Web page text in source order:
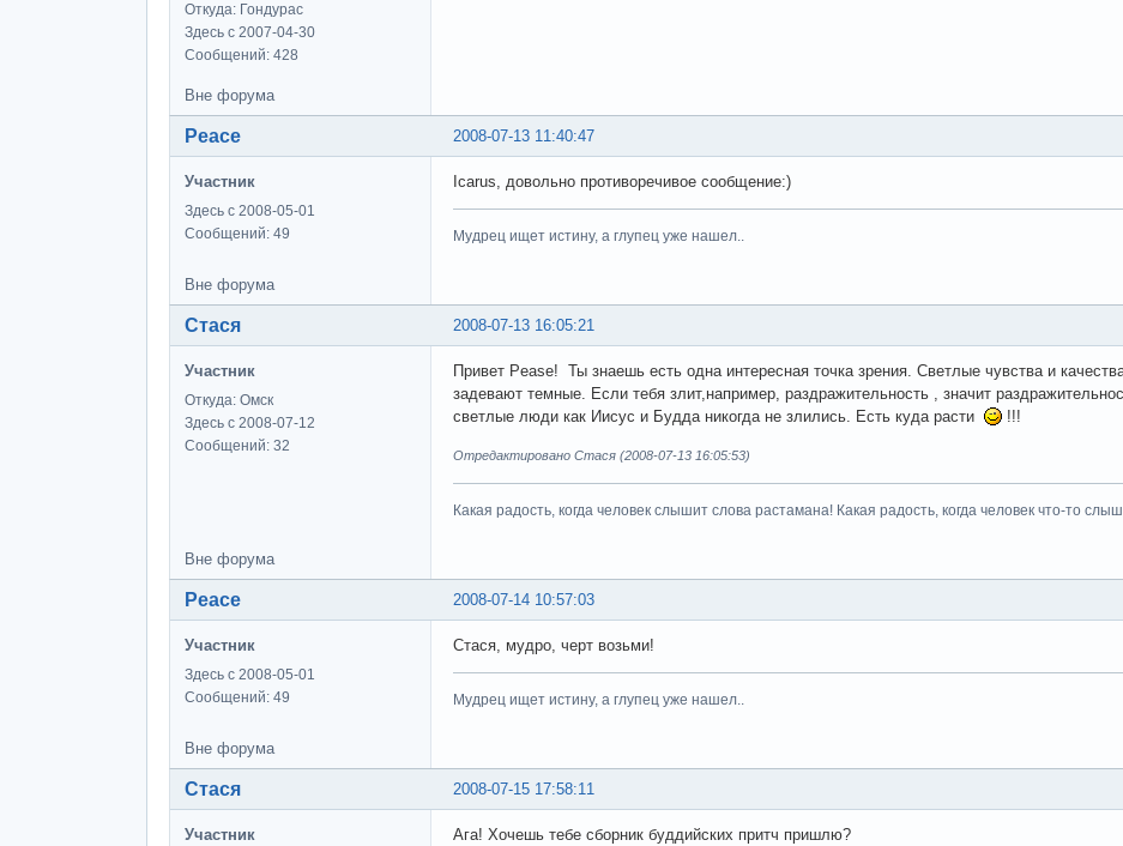
Откуда: Гондурас
Здесь с 2007-04-30
Сообщений: 428
Вне форума
2008-07-13 11:40:47
Peace
Участник
Здесь с 2008-05-01
Сообщений: 49
Icarus, довольно противоречивое сообщение:)
Мудрец ищет истину, а глупец уже нашел..
Вне форума
2008-07-13 16:05:21
Стася
Участник
Откуда: Омск
Здесь с 2008-07-12
Сообщений: 32
Привет Pease! Ты знаешь есть одна интересная точка зрения. Светлые чувства и
задевают темные. Если тебя злит,например, раздражительность , значит
светлые люди как Иисус и Будда никогда не злились. Есть куда расти
!!!
Отредактировано Стася (2008-07-13 16:05:53)
Какая радость, когда человек слышит слова растамана! Какая радость, когда человек
Вне форума
2008-07-14 10:57:03
Peace
Участник
Здесь с 2008-05-01
Сообщений: 49
Стася, мудро, черт возьми!
Мудрец ищет истину, а глупец уже нашел..
Вне форума
2008-07-15 17:58:11
Стася
Участник Ага! Хочешь тебе сборник буддийских притч пришлю?